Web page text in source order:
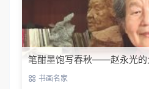
笔酣墨饱写春秋——赵永光的
书画名家